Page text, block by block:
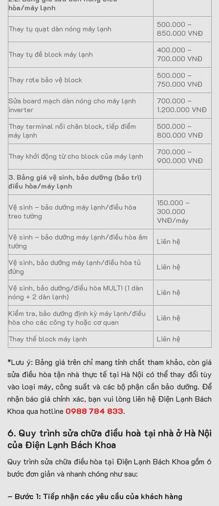
hòa/máy lạnh
Thay tụ quạt dàn nóng máy lạnh
500.000 –
850.000 VNĐ
Thay tụ đề block máy lạnh
400.000 –
700.000 VNĐ
Thay rơle bảo vệ block
500.000 –
750.000 VNĐ
Sửa board mạch dàn nóng cho máy lạnh
inverter
700.000 –
1.200.000 VNĐ
Thay terminal nối chân block, tiếp điểm
máy lạnh
500.000 –
800.000 VNĐ
Thay khởi động từ cho block của máy lạnh
700.000 –
900.000 VNĐ
3. Bảng giá vệ sinh, bảo dưỡng (bảo trì)
điều hòa/máy lạnh
Vệ sinh – bảo dưỡng máy lạnh/điều hòa
treo tường
150.000 –
300.000
VNĐ/máy
Vệ sinh – bảo dưỡng máy lạnh/điều hòa âm
tường
Liên hệ
Vệ sinh, bảo dưỡng máy lạnh/điều hòa tủ
đứng
Liên hệ
Vệ sinh, bảo dưỡng/điều hòa MULTI (1 dàn
nóng + 2 dàn lạnh)
Liên hệ
Kiểm tra, bảo dưỡng định kỳ máy lạnh/điều
hòa cho các công ty hoặc cơ quan
Liên hệ
Thay thế block máy lạnh Liên hệ
*Lưu ý: Bảng giá trên chỉ mang tính chất tham khảo, còn giá
sửa điều hòa tận nhà thực tế tại Hà Nội có thể thay đổi tùy
vào loại máy, công suất và các bộ phận cần bảo dưỡng. Để
nhận báo giá chính xác, bạn vui lòng liên hệ Điện Lạnh Bách
Khoa qua hotline 0988 784 833.
6. Quy trình sửa chữa điều hoà tại nhà ở Hà Nội
của Điện Lạnh Bách Khoa
Quy trình sửa chữa điều hòa tại Điện Lạnh Bách Khoa gồm 6
bước đơn giản và nhanh chóng như sau:
– Bước 1: Tiếp nhận các yêu cầu của khách hàng